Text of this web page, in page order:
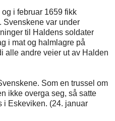
i februar 1659 fikk
Svenskene var under
til Haldens soldater
i mat og halmlagre på
alle andre veier ut av Halden
Som en trussel om
ikke overga seg, så satte
i Eskeviken. (24. januar